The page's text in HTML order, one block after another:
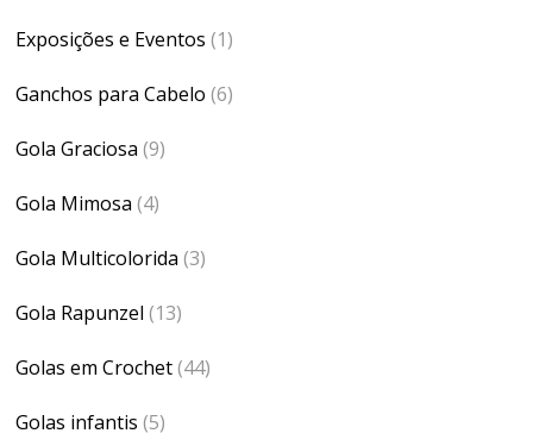
Exposições e Eventos (1)
Ganchos para Cabelo (6)
Gola Graciosa (9)
Gola Mimosa (4)
Gola Multicolorida (3)
Gola Rapunzel (13)
Golas em Crochet(44)
Golas infantis (5)